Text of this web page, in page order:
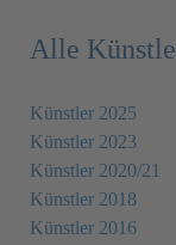
Alle
Künstler 2025
Künstler 2023
Künstler 2020/21
Künstler 2018
Künstler 2016